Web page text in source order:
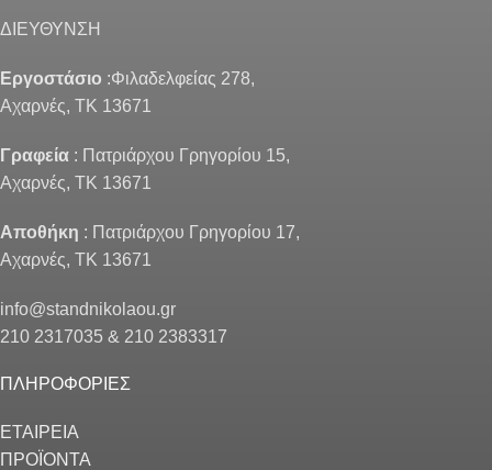
ΔΙΕΥΘΥΝΣΗ
Εργοστάσιο :Φιλαδελφείας 278,
Αχαρνές, ΤΚ 13671
Γραφεία : Πατριάρχου Γρηγορίου 15,
Αχαρνές, ΤΚ 13671
Αποθήκη : Πατριάρχου Γρηγορίου 17,
Αχαρνές, ΤΚ 13671
info@standnikolaou.gr
210 2317035 & 210 2383317
ΠΛΗΡΟΦΟΡΙΕΣ
ΕΤΑΙΡΕΙΑ
ΠΡΟΪΟΝΤΑ